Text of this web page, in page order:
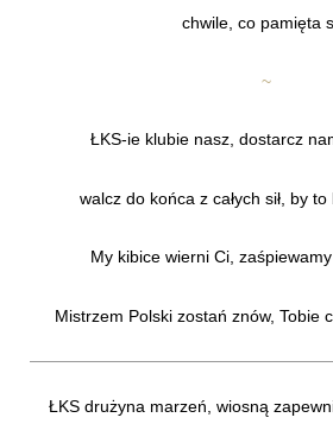
chwile, co pamięta
~
ŁKS-ie klubie nasz, dostarcz
walcz do końca z całych sił, by to
My kibice wierni Ci,
Mistrzem Polski zostań znów, Tobie
ŁKS drużyna marzeń, wiosną